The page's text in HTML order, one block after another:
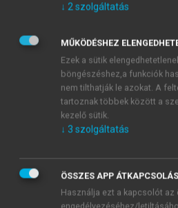
↓ 2 szolgáltatás
MŰKÖDÉSHEZ
Ezek a sütik
böngészéshez,a funkciók
nem tilthatják le azokat. A
tartoznak többek között a
kezelő sütik.
↓ 3 szolgáltatás
ÖSSZES APP
Használja ezt a kapcsolót
engedélyezéséhez/